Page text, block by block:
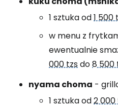
1 sztuka od1 500
w menu z
ewentualnie
000 tzsdo8 500
nyama choma -
1 sztuka od2 000